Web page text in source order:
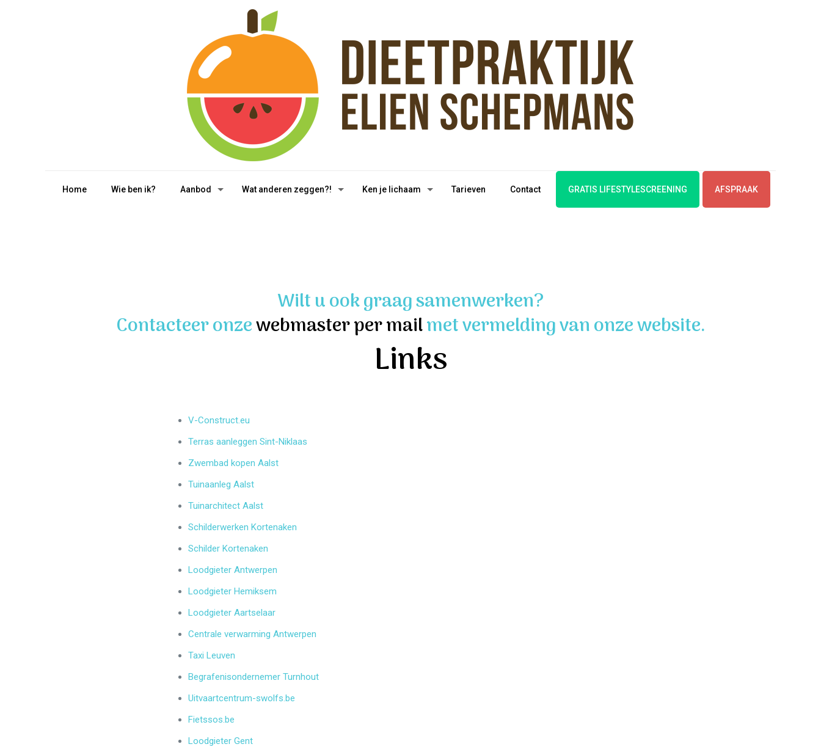
Home Wie ben ik? Aanbod Wat anderen zeggen?! Ken je lichaam Tarieven Contact GRATIS LIFESTYLESCREENING AFSPRAAK
Wilt u ook graag samenwerken?
Contacteer onzewebmaster per mailmet vermelding van onze website.
Links
V-Construct.eu
Terras aanleggen Sint-Niklaas
Zwembad kopen Aalst
Tuinaanleg Aalst
Tuinarchitect Aalst
Schilderwerken Kortenaken
Schilder Kortenaken
Loodgieter Antwerpen
Loodgieter Hemiksem
Loodgieter Aartselaar
Centrale verwarming Antwerpen
Taxi Leuven
Begrafenisondernemer Turnhout
Uitvaartcentrum-swolfs.be
Fietssos.be
Loodgieter Gent